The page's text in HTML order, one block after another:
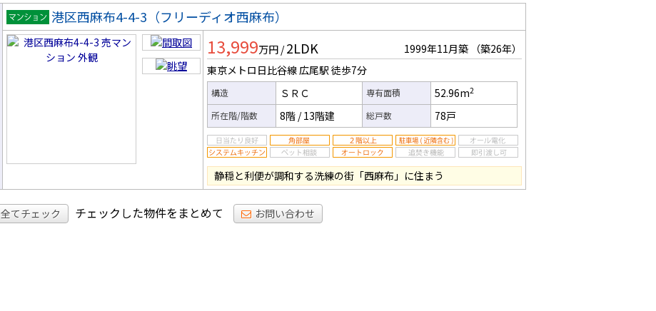
売マンシ
ョン
港区西麻布4-4-3（フリーディオ西麻布）
13,999万円 / 2LDK 1999年11月築
（築26年）
東京メトロ日比谷線 広尾駅 徒歩7分
構造 ＳＲＣ 専有面積 52.96m2
所在階/階数 8階 /13階建 総戸数 78戸
静穏と利便が調和する洗練の街「西麻布」に住まう
全てチェック チェックした物件をまとめて お問い合わせ